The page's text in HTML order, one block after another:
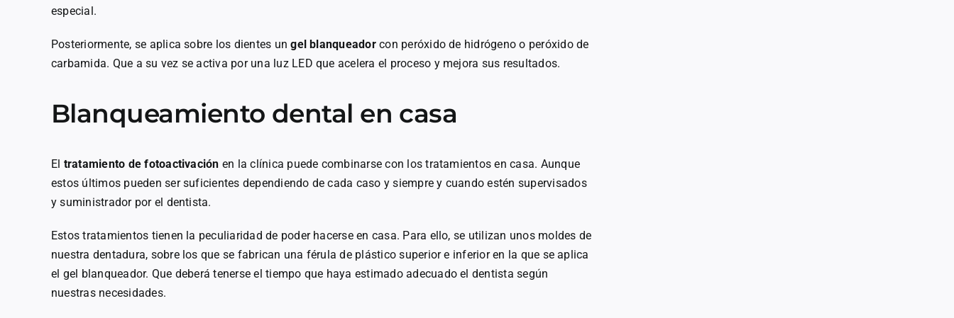
especial.
Posteriormente, se aplica sobre los dientes ungel blanqueadorcon peróxido de hidrógeno o peróxido de
carbamida. Que a su vez se activa por una luz LED que acelera el proceso y mejora sus resultados.
Blanqueamiento dental en casa
El tratamiento de fotoactivación en la clínica puede combinarse con los tratamientos en casa. Aunque
estos últimos pueden ser suficientes dependiendo de cada caso y siempre y cuando estén supervisados
y suministrador por el dentista.
Estos tratamientos tienen la peculiaridad de poder hacerse en casa. Para ello, se utilizan unos moldes de
nuestra dentadura, sobre los que se fabrican una férula de plástico superior e inferior en la que se aplica
el gel blanqueador. Que deberá tenerse el tiempo que haya estimado adecuado el dentista según
nuestras necesidades.